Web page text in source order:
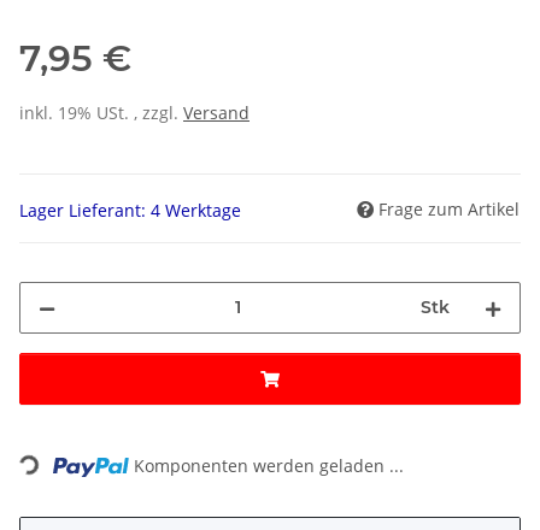
7,95 €
inkl. 19% USt. , zzgl. Versand
Lager Lieferant: 4 Werktage Frage zum Artikel
Stk
Komponenten werden geladen ...